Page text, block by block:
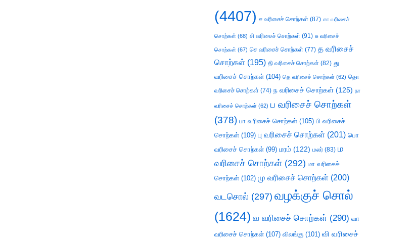
(4407) ச வரிசைச் சொற்கள் (87) சா வரிசைச்
சொற்கள் (68) சி வரிசைச் சொற்கள் (91) சு வரிசைச்
சொற்கள் (67) செ வரிசைச் சொற்கள் (77) த வரிசைச்
சொற்கள் (195) தி வரிசைச் சொற்கள் (82) து
வரிசைச் சொற்கள் (104) தெ வரிசைச் சொற்கள் (62) தொ
வரிசைச் சொற்கள் (74) ந வரிசைச் சொற்கள் (125) நா
வரிசைச் சொற்கள் (62) ப வரிசைச் சொற்கள்
(378) பா வரிசைச் சொற்கள் (105) பி வரிசைச்
சொற்கள் (109) பு வரிசைச் சொற்கள் (201) பொ
வரிசைச் சொற்கள் (99) மரம் (122) மலர் (83) ம
வரிசைச் சொற்கள் (292) மா வரிசைச்
சொற்கள் (102) மு வரிசைச் சொற்கள் (200)
வடசொல் (297) வழக்குச் சொல்
(1624) வ வரிசைச் சொற்கள் (290) வா
வரிசைச் சொற்கள் (107) விலங்கு (101) வி வரிசைச்